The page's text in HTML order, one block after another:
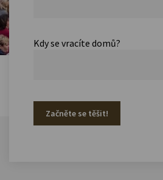
Kdy se vracíte domů?
Začněte se těšit!